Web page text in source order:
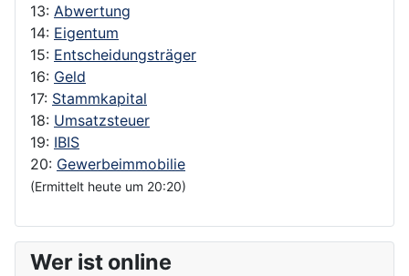
13: Abwertung
14: Eigentum
15: Entscheidungsträger
16: Geld
17: Stammkapital
18: Umsatzsteuer
19: IBIS
20: Gewerbeimmobilie
(Ermittelt heute um 20:20)
Wer ist online